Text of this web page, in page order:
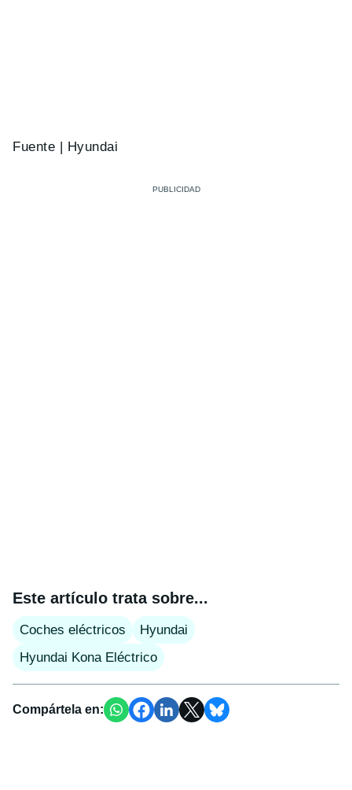
Fuente | Hyundai
Este artículo trata sobre...
Coches eléctricos
Hyundai
Hyundai Kona Eléctrico
Compártela en: